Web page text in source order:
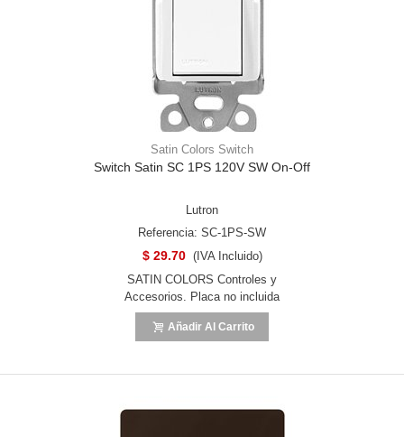
Satin Colors Switch
Switch Satin SC 1PS 120V SW On-Off
Lutron
Referencia: SC-1PS-SW
$ 29.70 (IVA Incluido)
SATIN COLORS Controles y
Accesorios. Placa no incluida
Añadir Al Carrito